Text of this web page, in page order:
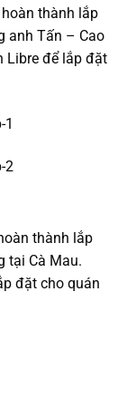
thành lắp
anh Tấn – Cao
Libre để lắp đặt
thành lắp
tại Cà Mau.
đặt cho quán